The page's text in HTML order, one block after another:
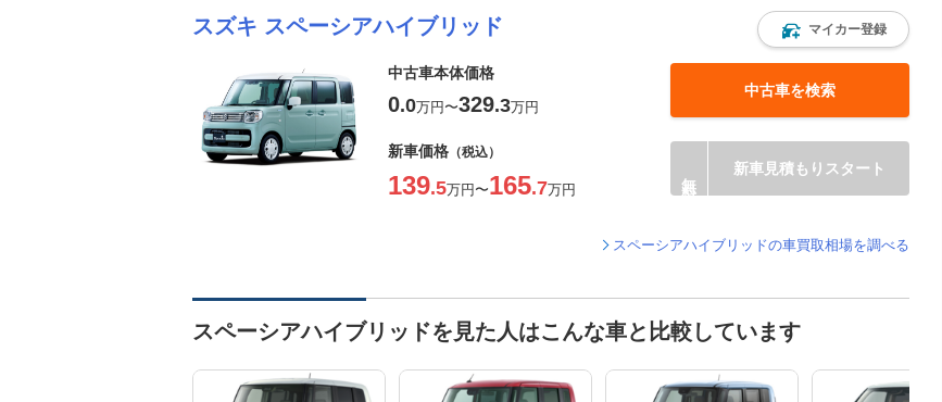
スズキ スペーシアハイブリッド マイカー登録
中古車本体価格
0.0万円〜329.3万円
中古車を検索
新車価格 （税込）
139.5万円〜165.7万円
新車見積もりスタート
スペーシアハイブリッドの車買取相場を調べる
スペーシアハイブリッドを見た人はこんな車と比較しています